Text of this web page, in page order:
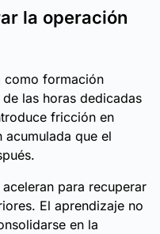
la operación
como formación
las horas dedicadas
fricción en
que el
para recuperar
El aprendizaje no
en la